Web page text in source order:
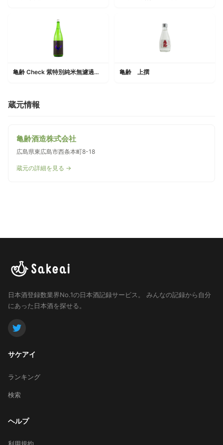
亀齢 Check 紫特別純米無濾過生原酒 亀齢 上撰
蔵元情報
亀齢酒造株式会社
広島県東広島市西条本町8-18
蔵元の詳細を見る →
日本酒登録数業界No.1の日本酒記録サービス。
みんなの記録から自分
にあった日本酒を探せる。
サケアイ
ランキング
検索
ヘルプ
利用規約